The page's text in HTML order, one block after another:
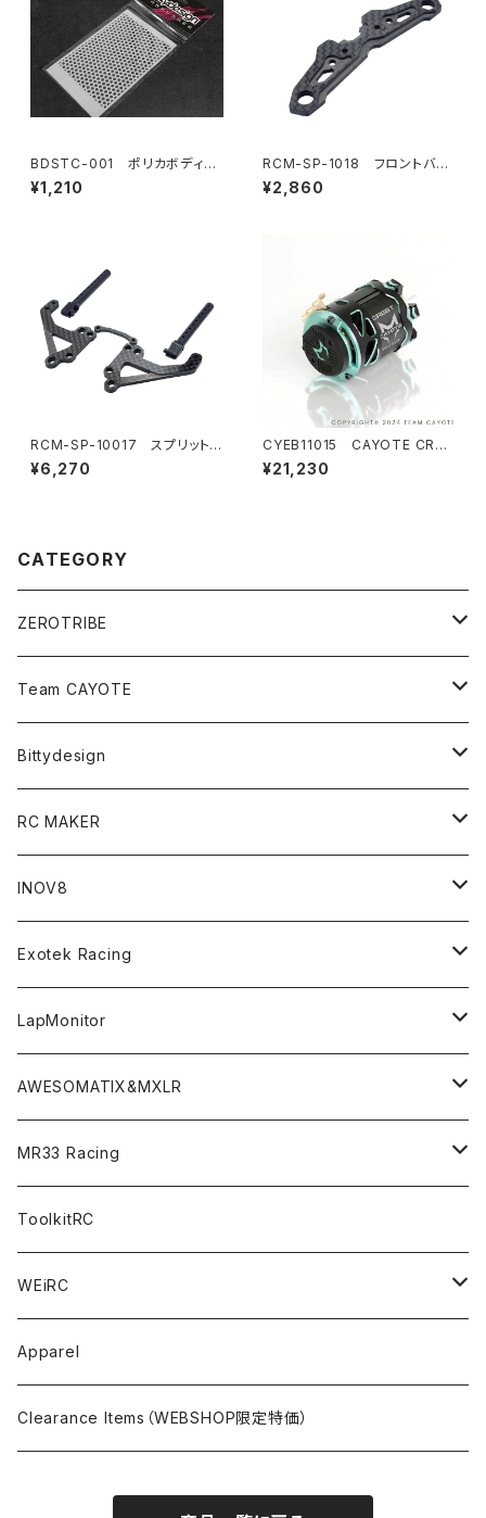
BDSTC-001 ポリカボディ塗
装用ステンシル 【Holes】
¥1,210
RCM-SP-1018 フロントバン
パーマウント
¥2,860
RCM-SP-10017 スプリットH
orizontalボディマウントセット
(オプション)
¥6,270
CYEB11015 CAYOTE CRES
T Modi 8.0T センサードブラ
シレス モディファイドモーター
¥21,230
CATEGORY
ZEROTRIBE
Zetricks（Spare & Optional）
T4 MID Conversion Kit
T4 FWD Conversion Kit
BD9 MID Conversion Kit
Option Parts For TRF420,420X
Option Parts For TA08/TA08R
TA08
TA08R
Option Parts For XRAY T4
Option Parts For YOKOMO BD9
Option Parts For YOKOMO BD8
Accessories
Discontinued Products
Option Parts For A800R
Team CAYOTE
Batteries
Merchandise
Accessories
CREST ESC
CREST X EVO
CRESR RS120
CREST Stocki Motor
CREST Modi Motor
Special Set（ZEROTRIBEオリジナル）
Bittydesign
On-Road Clear Body＜オンロード用ボディ＞
GT8 （1/8 W/B325mm,W/B360mm）
LMH （1/10 190mm）
M-Chassis（1/10 W/B210-225mm）
F1（1/10）
Liquid Mask＜リキッドマスク＞
Accessories＜バッグ/その他製品＞
Stencils＜エアブラシ用ステンシル＞
RC MAKER
SP2＜組立キット／スペアー＆オプションパーツ＞
SP1＜組立キット／スペアー＆オプションパーツ＞
SP1-F＜組立キット／スペアー＆オプションパーツ＞
Awesomatix
A800MMX
A800R
XRAY
X4
X4F
Accessories
YOKOMO
BD12
BD11
MUGEN
MTC2
SANWA
INOV8
Bodyshell Accessories
Setup Tools
Pit Accessories
Radio Accessories
Option Parts
Electronics
Tire Cleaner/Additive
Exotek Racing
Bodies
F1ULTRA
RUBBER TIRES＆WHEEL
LapMonitor
Decoder
Transponder
Accessories
AWESOMATIX&MXLR
A800R（KIT＆Spare & Optional）
A12（KIT＆Spare & Optional）
MR33 Racing
Chemicals＜ケミカル＞
Shock Oil＜ショックオイル＞
Diff Oil＜デフオイル＞
Tires＜タイヤ関連＞
Additive＜グリップ剤＞
Glue＜瞬間接着剤＞
OptionParts＜オプションパーツ＞
AWESOMATIX A800R＜A800R用オプション＞
Accessories＜アクセサリー＞
ToolkitRC
WEiRC
Spring Steel Chassis
DLC Black Spring Steel Chassis
Apparel
Clearance Items（WEBSHOP限定特価）